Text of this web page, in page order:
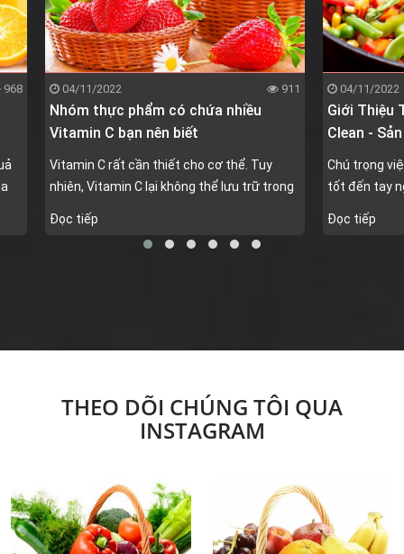
968 04/11/2022 911
Nhóm thực phẩm có chứa nhiều
Vitamin C bạn nên biết
Vitamin C rất cần thiết cho cơ thể. Tuy
nhiên, Vitamin C lại không thể lưu trữ trong
được bổ sung Vitamin C mỗi ngày. Dưới đây
là những loại thực phẩm có chứa n
Đọc tiếp
04/11/2022
Giới Thiệu
Clean -
An Toàn
Chú trọng
tốt đến tay
sản phẩm
Đọc tiếp
THEO DÕI CHÚNG TÔI QUA
INSTAGRAM